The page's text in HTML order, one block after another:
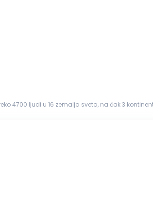
ljudi u 16 zemalja sveta, na čak 3